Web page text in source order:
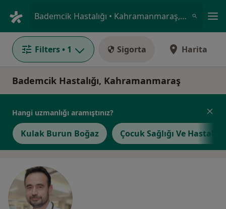
Bademcik Hastalığı • Kahramanmaraş, Kahramanmaraş
Filters • 1 Sigorta Harita
Bademcik Hastalığı, Kahramanmaraş
Hangi uzmanlığı aramıştınız?
Kulak Burun Boğaz Çocuk Sağlığı Ve